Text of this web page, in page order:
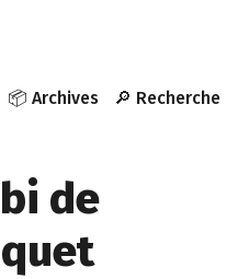
📦 Archives 🔎 Recherche
de